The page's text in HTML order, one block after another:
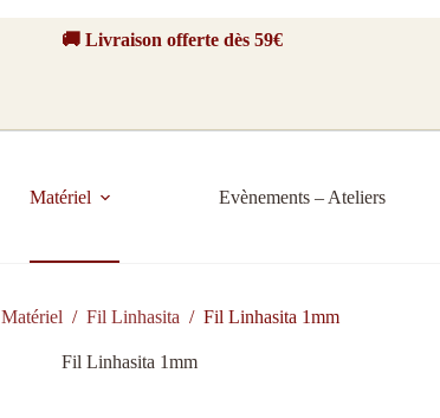
🚚 Livraison offerte dès 59€
Matériel Evènements – Ateliers
Matériel / Fil Linhasita / Fil Linhasita 1mm
Fil Linhasita 1mm